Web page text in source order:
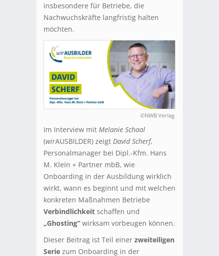
insbesondere für Betriebe, die
Nachwuchskräfte langfristig halten
möchten.
©NWB Verlag
Im Interview mit Melanie Schaal
(wirAUSBILDER) zeigt David Scherf,
Personalmanager bei Dipl.-Kfm. Hans
M. Klein + Partner mbB, wie
Onboarding in der Ausbildung wirklich
wirkt, wann es beginnt und mit welchen
konkreten Maßnahmen Betriebe
Verbindlichkeit schaffen und
„Ghosting“ wirksam vorbeugen können.
Dieser Beitrag ist Teil einer zweiteiligen
Serie zum Onboarding in der